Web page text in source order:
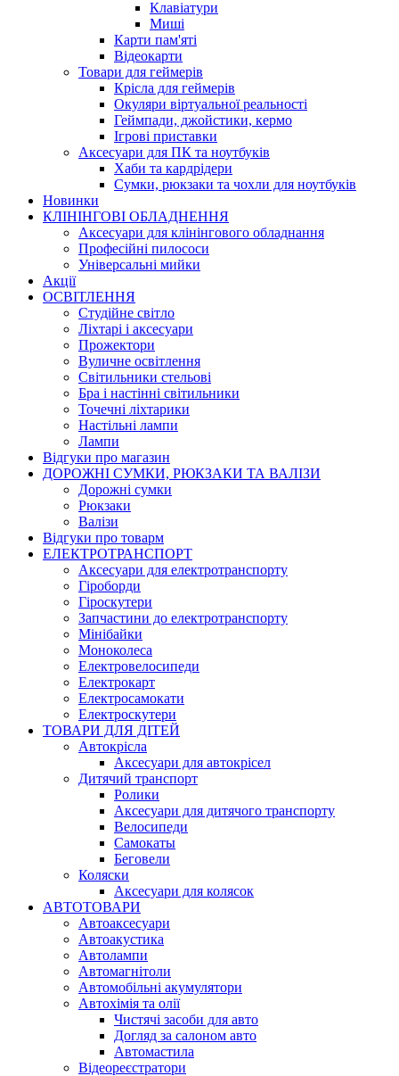
Клавіатури
Миші
Карти пам'яті
Відеокарти
Товари для геймерів
Крісла для геймерів
Окуляри віртуальної реальності
Геймпади, джойстики, кермо
Ігрові приставки
Аксесуари для ПК та ноутбуків
Хаби та кардрідери
Сумки, рюкзаки та чохли для ноутбуків
Новинки
КЛІНІНГОВІ ОБЛАДНЕННЯ
Аксесуари для клінінгового обладнання
Професійні пилососи
Універсальні мийки
Акції
ОСВІТЛЕННЯ
Студійне світло
Ліхтарі і аксесуари
Прожектори
Вуличне освітлення
Світильники стельові
Бра і настінні світильники
Точечні ліхтарики
Настільні лампи
Лампи
Відгуки про магазин
ДОРОЖНІ СУМКИ, РЮКЗАКИ ТА ВАЛІЗИ
Дорожні сумки
Рюкзаки
Валізи
Відгуки про товарм
ЕЛЕКТРОТРАНСПОРТ
Аксесуари для електротранспорту
Гіроборди
Гіроскутери
Запчастини до електротранспорту
Мінібайки
Моноколеса
Електровелосипеди
Електрокарт
Електросамокати
Електроскутери
ТОВАРИ ДЛЯ ДІТЕЙ
Автокрісла
Аксесуари для автокрісел
Дитячий транспорт
Ролики
Аксесуари для дитячого транспорту
Велосипеди
Самокаты
Беговели
Коляски
Аксесуари для колясок
АВТОТОВАРИ
Автоаксесуари
Автоакустика
Автолампи
Автомагнітоли
Автомобільні акумулятори
Автохімія та олії
Чистячі засоби для авто
Догляд за салоном авто
Автомастила
Відеореєстратори